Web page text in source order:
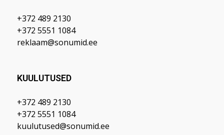
+372 489 2130
+372 5551 1084
reklaam@sonumid.ee
KUULUTUSED
+372 489 2130
+372 5551 1084
kuulutused@sonumid.ee